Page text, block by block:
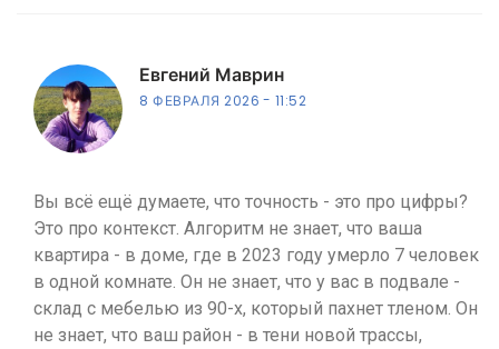
Евгений Маврин
8 ФЕВРАЛЯ 2026 11:52
Вы всё ещё думаете, что точность - это про цифры?
Это про контекст. Алгоритм не знает, что ваша
квартира - в доме, где в 2023 году умерло 7 человек
в одной комнате. Он не знает, что у вас в подвале -
склад с мебелью из 90-х, который пахнет тленом. Он
не знает, что ваш район - в тени новой трассы,